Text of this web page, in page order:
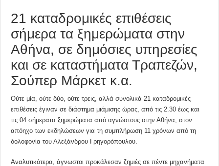
21 καταδρομικές επιθέσεις
σήμερα τα ξημερώματα στην
Αθήνα, σε δημόσιες υπηρεσίες
και σε καταστήματα Τραπεζών,
Σούπερ Μάρκετ κ.α.
Ούτε μία, ούτε δύο, ούτε τρεις, αλλά συνολικά 21 καταδρομικές
επιθέσεις έγιναν σε διάστημα μιάμισης ώρας, από τις 2.30 έως και
τις 04 σήμερατα ξημερώματα από αγνώστους στην Αθήνα, στον
απόηχο των εκδηλώσεων για τη συμπλήρωση 11 χρόνων από τη
δολοφονία του Αλεξάνδρου Γρηγορόπουλου.
Αναλυτικότερα, άγνωστοι προκάλεσαν ζημιές σε πέντε μηχανήματα